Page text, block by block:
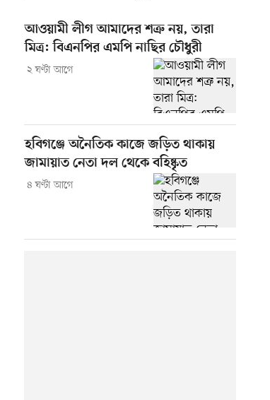
আওয়ামী লীগ আমাদের শত্রু নয়, তারা
মিত্র: বিএনপির এমপি নাছির চৌধুরী
২ ঘণ্টা আগে
হবিগঞ্জে অনৈতিক কাজে জড়িত থাকায়
জামায়াত নেতা দল থেকে বহিষ্কৃত
৪ ঘণ্টা আগে